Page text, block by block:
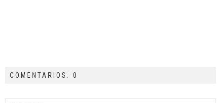
COMENTARIOS: 0